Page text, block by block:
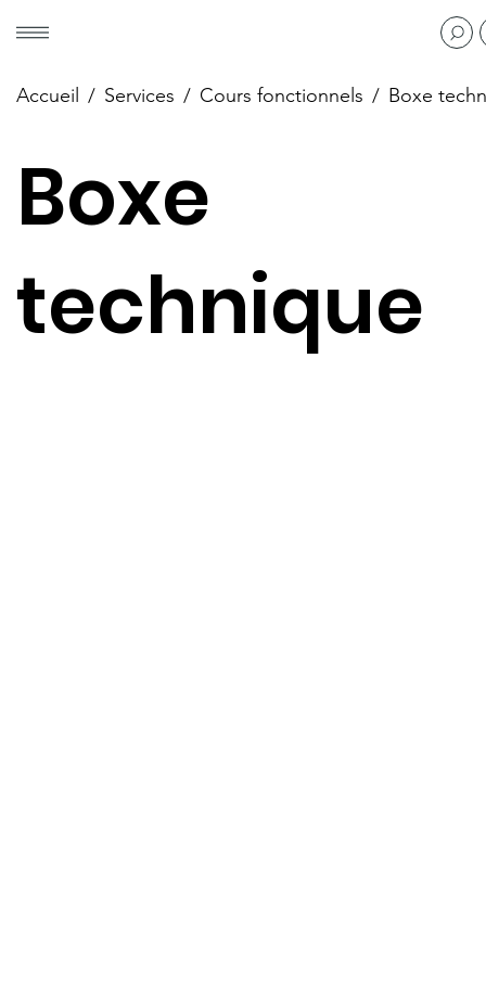
Accueil / Services / Cours fonctionnels / Boxe
Boxe
technique